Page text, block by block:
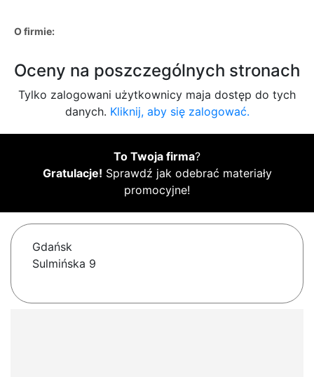
O firmie:
Oceny na poszczególnych stronach
Tylko zalogowani użytkownicy maja dostęp do tych
danych. Kliknij, aby się zalogować.
To Twoja firma?
Gratulacje! Sprawdź jak odebrać materiały
promocyjne!
Gdańsk
Sulmińska 9